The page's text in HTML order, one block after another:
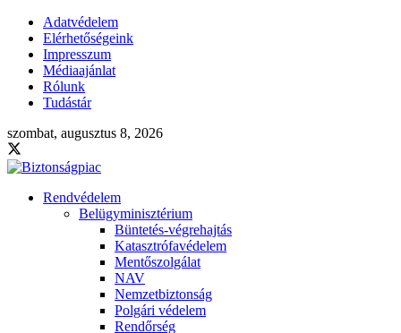
Adatvédelem
Elérhetőségeink
Impresszum
Médiaajánlat
Rólunk
Tudástár
szombat, augusztus 8, 2026
Rendvédelem
Belügyminisztérium
Büntetés-végrehajtás
Katasztrófavédelem
Mentőszolgálat
NAV
Nemzetbiztonság
Polgári védelem
Rendőrség